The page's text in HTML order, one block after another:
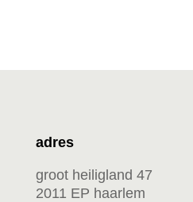
adres
groot heiligland 47
2011 EP haarlem